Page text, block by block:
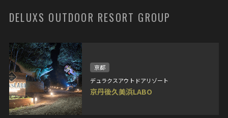
DELUXS OUTDOOR RESORT GROUP
京都
デュラクスアウトドアリゾート
京丹後久美浜LABO